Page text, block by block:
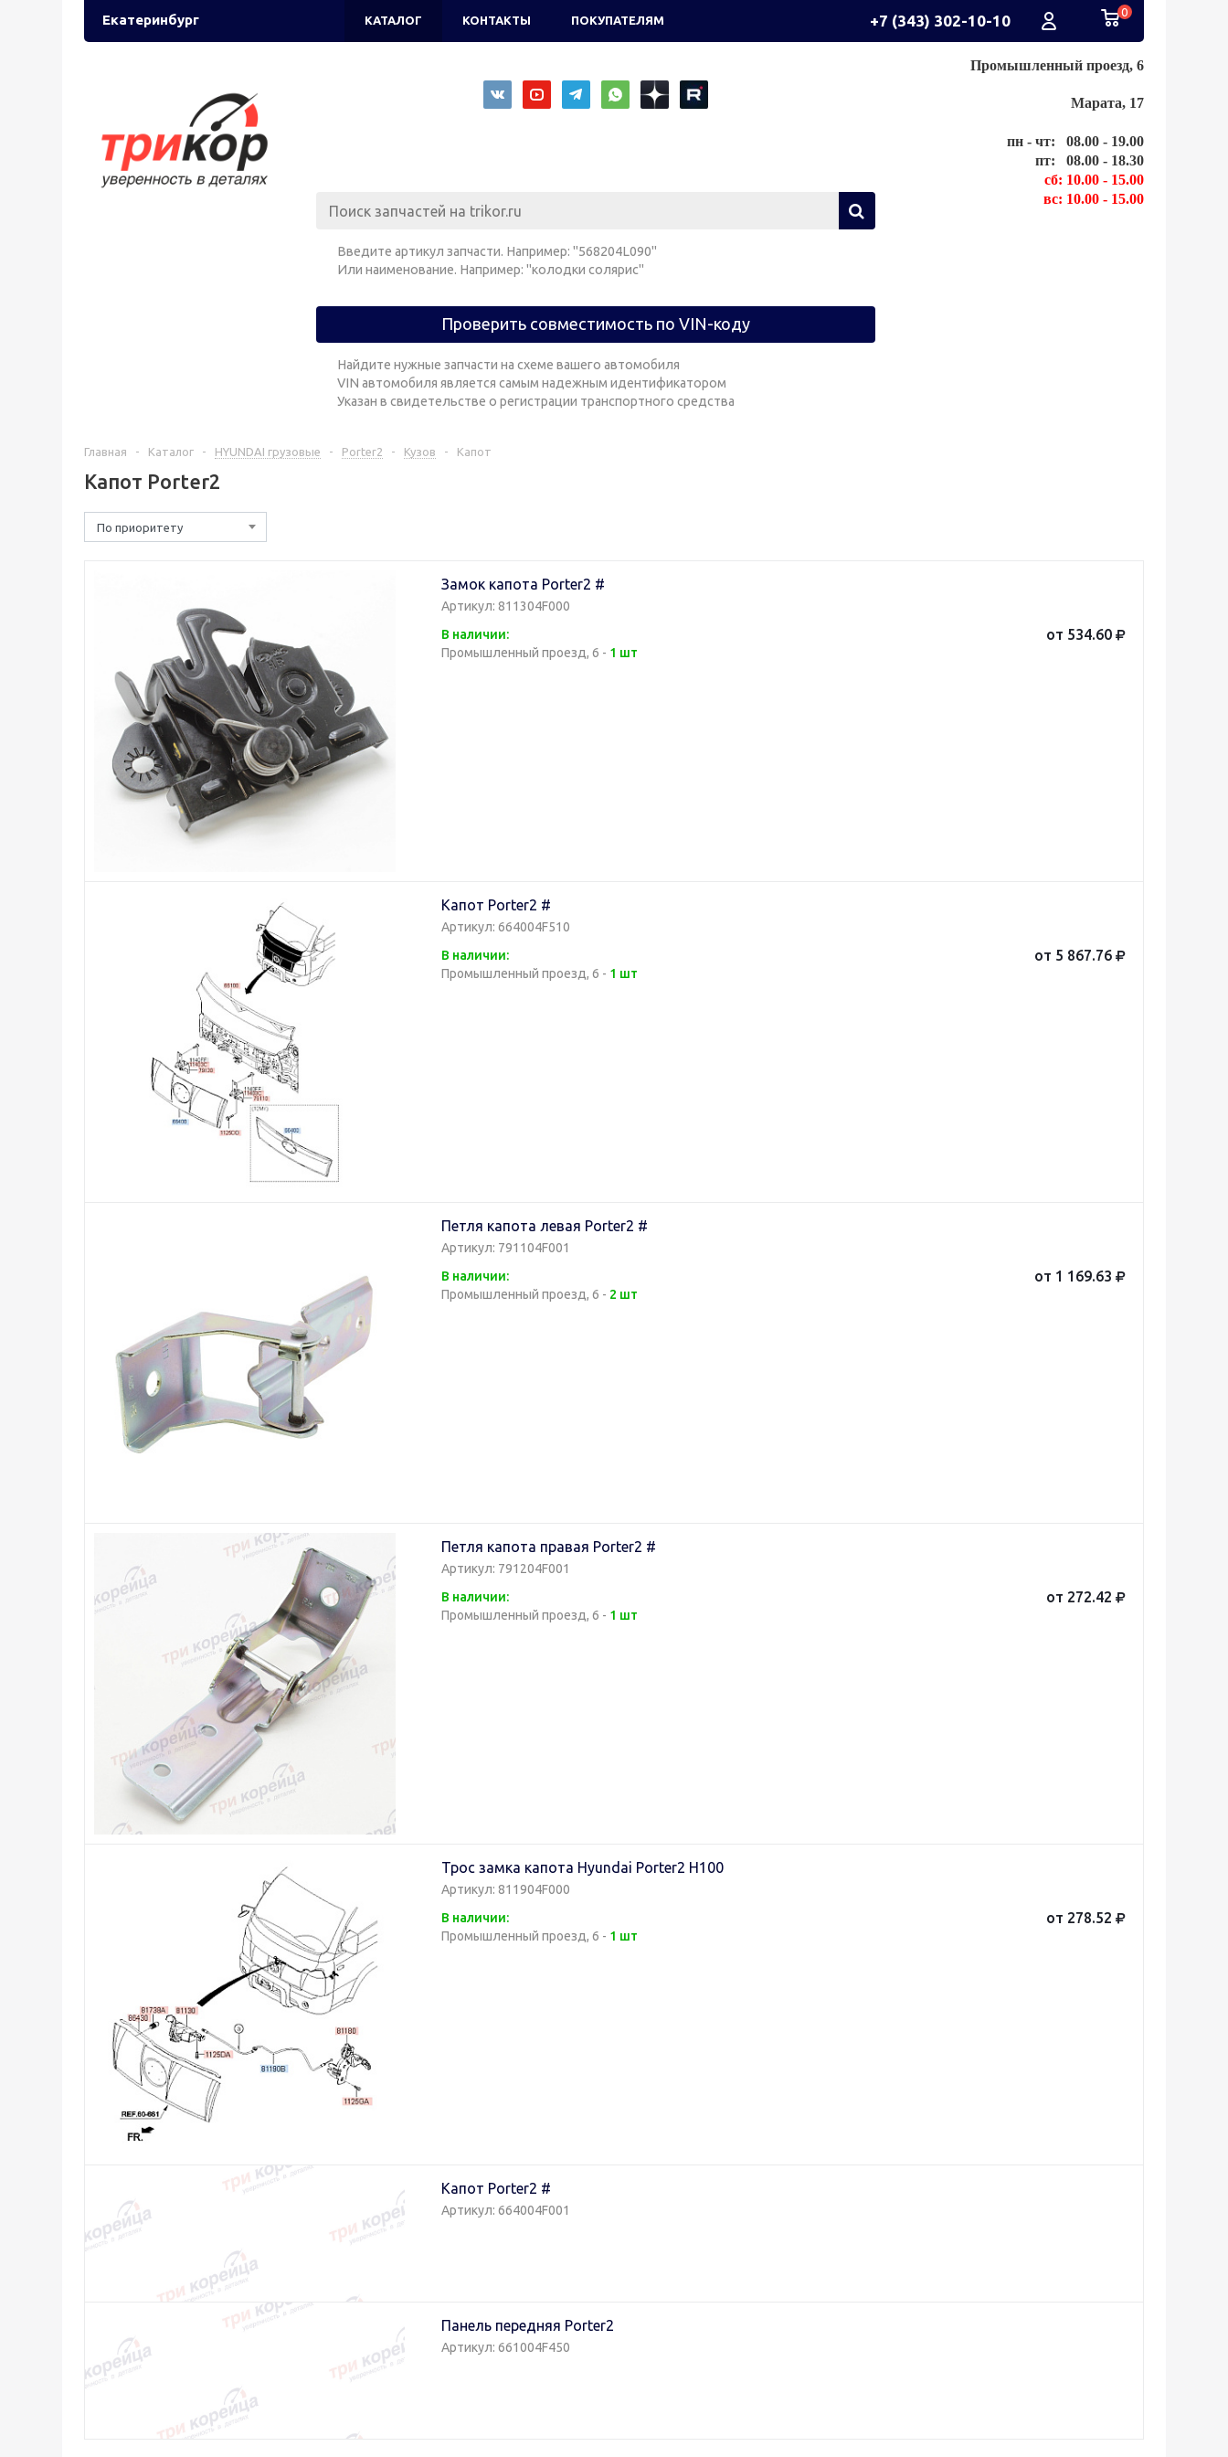
+7 (343) 302-10-10 0
Екатеринбург КАТАЛОГ КОНТАКТЫ ПОКУПАТЕЛЯМ
Введите артикул запчасти. Например: "568204L090"
Или наименование. Например: "колодки солярис"
Проверить совместимость по VIN-коду
Найдите нужные запчасти на схеме вашего автомобиля
VIN автомобиля является самым надежным идентификатором
Указан в свидетельстве о регистрации транспортного средства
Промышленный проезд, 6
Марата, 17
пн - чт: 08.00 - 19.00
пт: 08.00 - 18.30
сб: 10.00 - 15.00
вс: 10.00 - 15.00
Главная - Каталог - HYUNDAI грузовые - Porter2 - Кузов - Капот
Капот Porter2
По приоритету
Замок капота Porter2 #
Артикул: 811304F000
В наличии:
Промышленный проезд, 6 - 1 шт
от 534.60
Капот Porter2 #
Артикул: 664004F510
В наличии:
Промышленный проезд, 6 - 1 шт
от 5 867.76
Петля капота левая Porter2 #
Артикул: 791104F001
В наличии:
Промышленный проезд, 6 - 2 шт
от 1 169.63
Петля капота правая Porter2 #
Артикул: 791204F001
В наличии:
Промышленный проезд, 6 - 1 шт
от 272.42
Трос замка капота Hyundai Porter2 H100
Артикул: 811904F000
В наличии:
Промышленный проезд, 6 - 1 шт
от 278.52
Капот Porter2 #
Артикул: 664004F001
Панель передняя Porter2
Артикул: 661004F450